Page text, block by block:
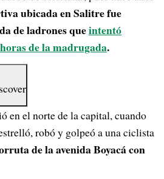
ubicada en Salitre fue
de ladrones queintentó
de la madrugada.
en el norte de la capital, cuando
robó y golpeó a una ciclista
de la avenida Boyacá con